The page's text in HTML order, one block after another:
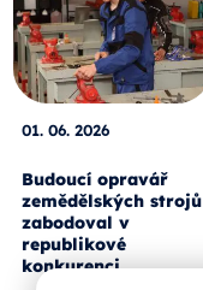
01. 06. 2026
Budoucí opravář
zemědělských strojů
zabodoval v
republikové
konkurenci